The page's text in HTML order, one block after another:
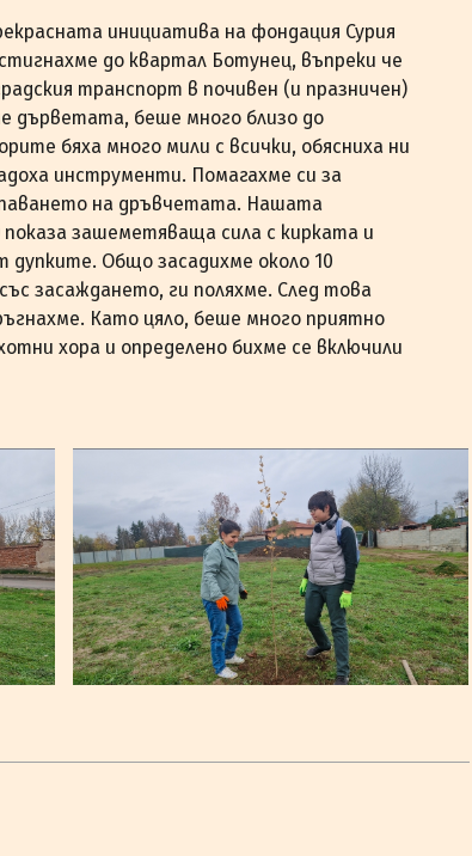
инициатива на фондация Сурия
до квартал Ботунец, въпреки че
транспорт в почивен (и празничен)
дърветата, беше много близо до
бяха много мили с всички, обясниха ни
инструменти. Помагахме си за
на дръвчетата. Нашата
зашеметяваща сила с кирката и
дупките. Общо засадихме около 10
засаждането, ги поляхме. След това
Като цяло, беше много приятно
хора и определено бихме се включили